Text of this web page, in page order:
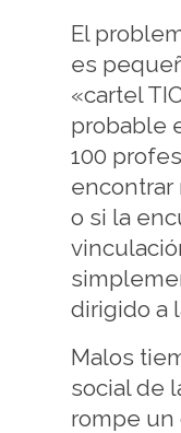
El
es
«cartel
probable
100
encontrar
o si la
dirigido a
Malos
social de
rompe un